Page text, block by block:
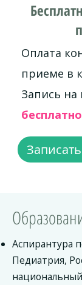
Оплата
приеме в
Запись
бесплатно
Аспирантура
Педиатрия,